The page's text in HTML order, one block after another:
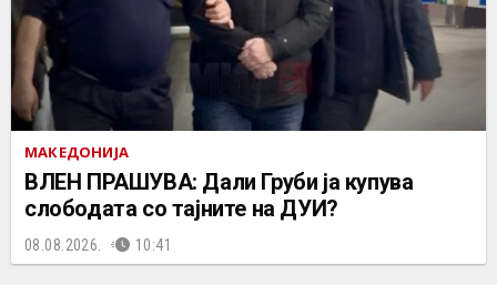
МАКЕДОНИЈА
ВЛЕН ПРАШУВА: Дали Груби ја купува
слободата со тајните на ДУИ?
08.08.2026. 10:41